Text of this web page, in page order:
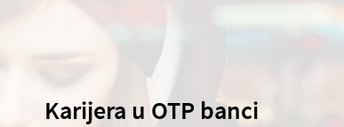
Karijera u OTP banci